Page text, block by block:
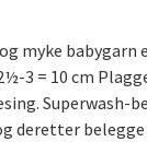
myke
3 = 10 cm
Superwash-
deretter